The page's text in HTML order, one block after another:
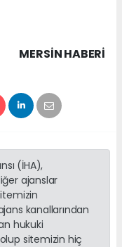
MERSIN HABERİ
(İHA),
ajanslar
kanallarından
hukuki
sitemizin hiç